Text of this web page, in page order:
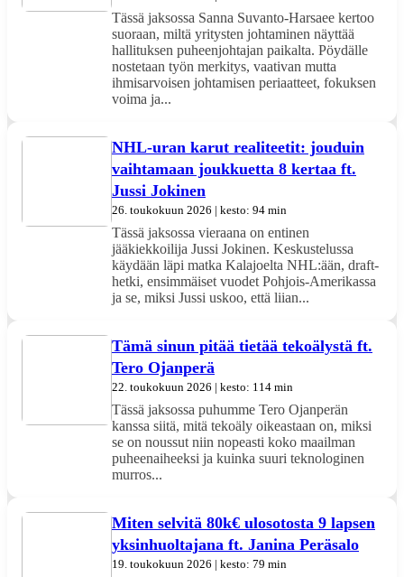
Tässä jaksossa Sanna Suvanto-Harsaee kertoo
suoraan, miltä yritysten johtaminen näyttää
hallituksen puheenjohtajan paikalta. Pöydälle
nostetaan työn merkitys, vaativan mutta
ihmisarvoisen johtamisen periaatteet, fokuksen
voima ja...
NHL-uran karut realiteetit: jouduin
vaihtamaan joukkuetta 8 kertaa ft.
Jussi Jokinen
26. toukokuun 2026 | kesto: 94 min
Tässä jaksossa vieraana on entinen
jääkiekkoilija Jussi Jokinen. Keskustelussa
käydään läpi matka Kalajoelta NHL:ään, draft-
hetki, ensimmäiset vuodet Pohjois-Amerikassa
ja se, miksi Jussi uskoo, että liian...
Tämä sinun pitää tietää tekoälystä ft.
Tero Ojanperä
22. toukokuun 2026 | kesto: 114 min
Tässä jaksossa puhumme Tero Ojanperän
kanssa siitä, mitä tekoäly oikeastaan on, miksi
se on noussut niin nopeasti koko maailman
puheenaiheeksi ja kuinka suuri teknologinen
murros...
Miten selvitä 80k€ ulosotosta 9 lapsen
yksinhuoltajana ft. Janina Peräsalo
19. toukokuun 2026 | kesto: 79 min